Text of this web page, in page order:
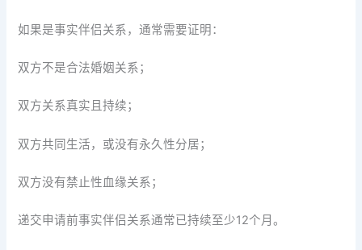
如果是事实伴侣关系，通常需要证明：
双方不是合法婚姻关系；
双方关系真实且持续；
双方共同生活，或没有永久性分居；
双方没有禁止性血缘关系；
递交申请前事实伴侣关系通常已持续至少12个月。